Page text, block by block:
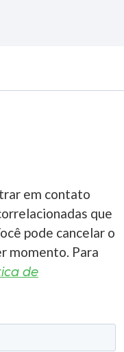
em contato
que
pode cancelar o
momento. Para
de